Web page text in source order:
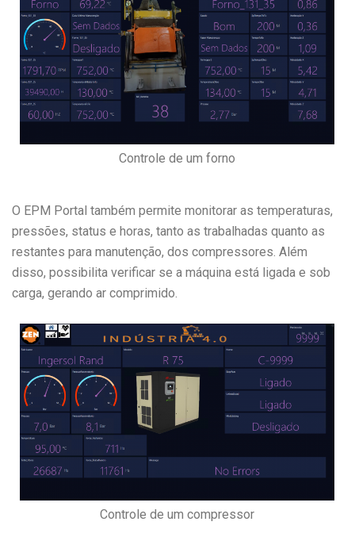
Controle de um forno
O EPM Portal também permite monitorar as temperaturas,
pressões, status e horas, tanto as trabalhadas quanto as
restantes para manutenção, dos compressores. Além
disso, possibilita verificar se a máquina está ligada e sob
carga, gerando ar comprimido.
Controle de um compressor